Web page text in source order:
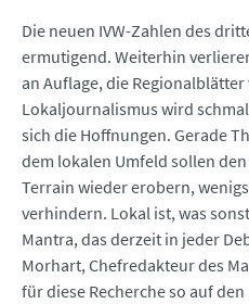
Die neuen IVW-Zahlen des
ermutigend. Weiterhin
an Auflage, die
Lokaljournalismus wird
sich die Hoffnungen. Gerade
dem lokalen Umfeld sollen
Terrain wieder erobern,
verhindern. Lokal ist, was
Mantra, das derzeit in jeder
Morhart, Chefredakteur des
für diese Recherche so auf